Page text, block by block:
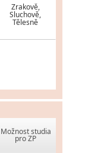
Zrakově,
Sluchově,
Tělesně
Možnost studia
pro ZP